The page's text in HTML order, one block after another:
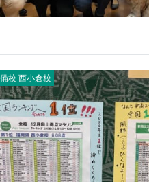
校 西小倉校